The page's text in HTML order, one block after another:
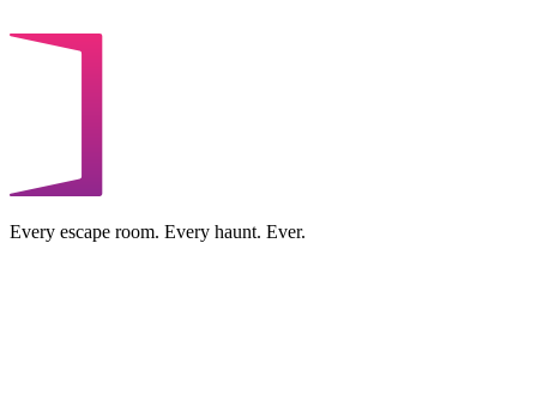
Every escape room. Every haunt. Ever.